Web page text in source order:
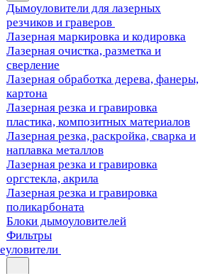
Дымоуловители для лазерных
резчиков и граверов
Лазерная маркировка и кодировка
Лазерная очистка, разметка и
сверление
Лазерная обработка дерева, фанеры,
картона
Лазерная резка и гравировка
пластика, композитных материалов
Лазерная резка, раскройка, сварка и
наплавка металлов
Лазерная резка и гравировка
оргстекла, акрила
Лазерная резка и гравировка
поликарбоната
Блоки дымоуловителей
Фильтры